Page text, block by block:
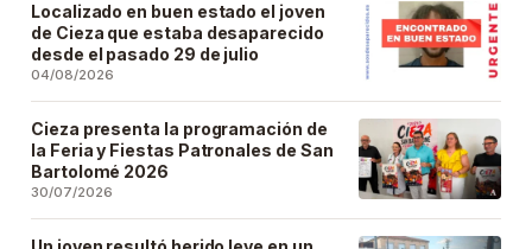
Localizado en buen estado el joven
de Cieza que estaba desaparecido
desde el pasado 29 de julio
04/08/2026
Cieza presenta la programación de
la Feria y Fiestas Patronales de San
Bartolomé 2026
30/07/2026